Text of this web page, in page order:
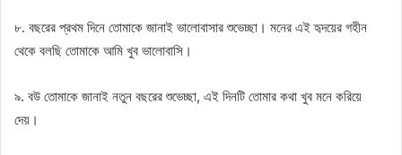
৮. বছরের প্রথম দিনে তোমাকে জানাই ভালোবাসার শুভেচ্ছা। মনের এই হৃদয়ের গহীন
থেকে বলছি তোমাকে আমি খুব ভালোবাসি।
৯. বউ তোমাকে জানাই নতুন বছরের শুভেচ্ছা, এই দিনটি তোমার কথা খুব মনে করিয়ে
দেয়।